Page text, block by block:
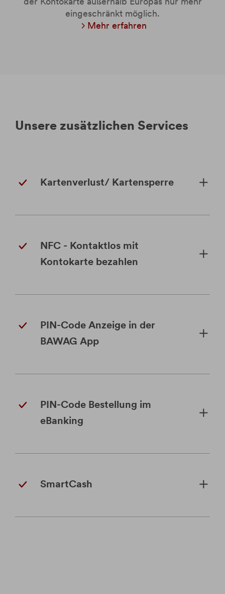
eingeschränkt möglich.
Mehr erfahren
Unsere zusätzlichen Services
Kartenverlust/ Kartensperre
NFC - Kontaktlos mit
Kontokarte bezahlen
PIN-Code Anzeige in der
BAWAG App
PIN-Code Bestellung im
eBanking
SmartCash